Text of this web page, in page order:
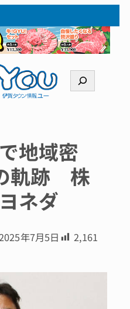
索
地域密
軌跡 株
ネダ
2025年7月5日 2,161